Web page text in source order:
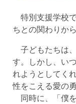
特別支援学校
ちとの関わりか
子どもたちは
す。しかし、い
れようとしてく
性をこえる愛の
同時に、「僕